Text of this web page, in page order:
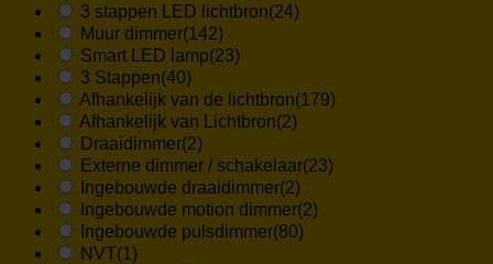
3 stappen LED lichtbron(24)
Muur dimmer(142)
Smart LED lamp(23)
3 Stappen(40)
Afhankelijk van de lichtbron(179)
Afhankelijk van Lichtbron(2)
Draaidimmer(2)
Externe dimmer / schakelaar(23)
Ingebouwde draaidimmer(2)
Ingebouwde motion dimmer(2)
Ingebouwde pulsdimmer(80)
NVT(1)